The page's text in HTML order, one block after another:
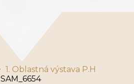
1. Oblastná výstava P.H
SAM_6654